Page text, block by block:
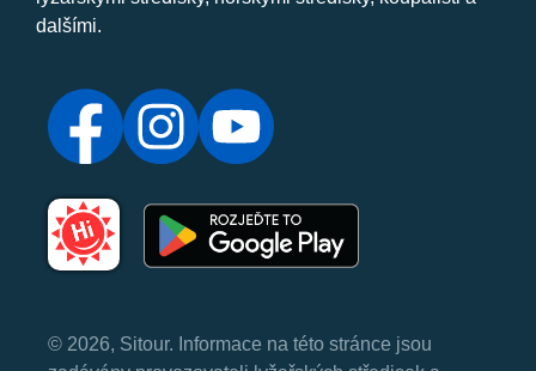
dalšími.
© 2026, Sitour. Informace na této stránce jsou